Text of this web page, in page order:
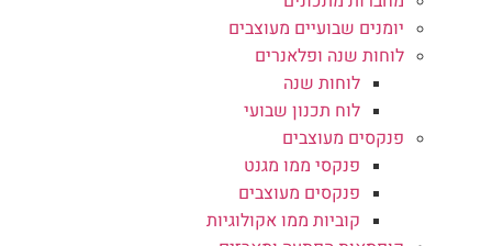
יומנים שבועיים מעוצבים
לוחות שנה ופלאנרים
לוחות שנה
לוח תכנון שבועי
פנקסים מעוצבים
פנקסי ממו מגנט
פנקסים מעוצבים
קוביות ממו אקולוגיות